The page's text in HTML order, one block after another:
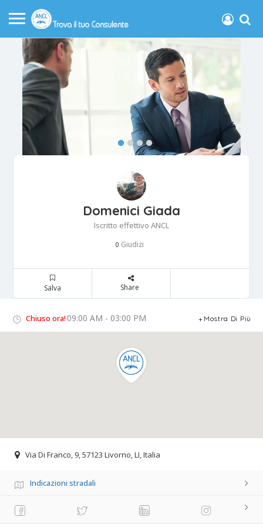
Domenici Giada
Iscritto effettivo ANCL
0 Giudizi
Salva Share
Chiuso ora! 09:00 AM - 03:00 PM Mostra Di Più
Via Di Franco, 9, 57123 Livorno, LI, Italia
Indicazioni stradali